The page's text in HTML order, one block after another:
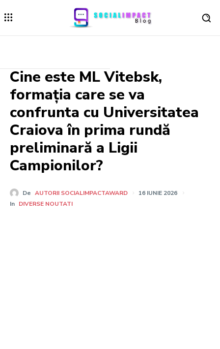
Cine este ML Vitebsk,
formația care se va
confrunta cu Universitatea
Craiova în prima rundă
preliminară a Ligii
Campionilor?
De AUTORII SOCIALIMPACTAWARD
16 IUNIE 2026
In DIVERSE NOUTATI